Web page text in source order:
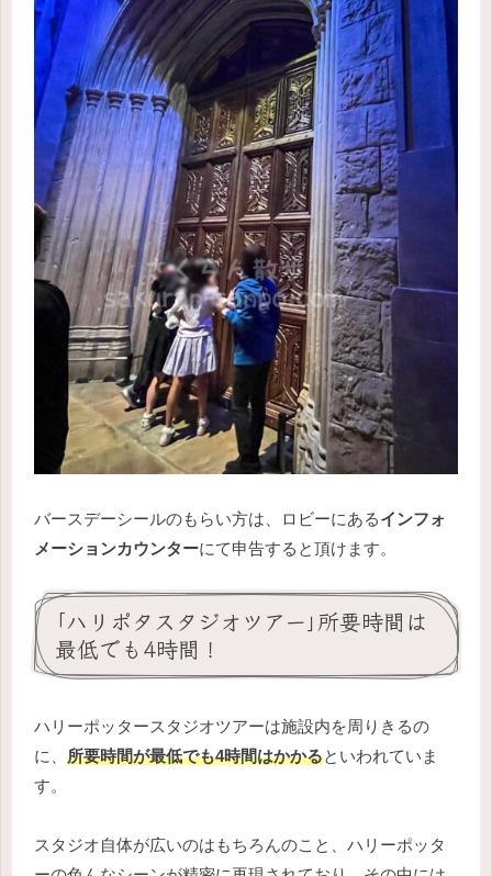
バースデーシールのもらい方は、ロビーにあるインフォ
メーションカウンターにて申告すると頂けます。
｢ハリポタスタジオツアー｣所要時間は
最低でも4時間！
ハリーポッタースタジオツアーは施設内を周りきるの
に、 所要時間が最低でも4時間はかかるといわれていま
す。
スタジオ自体が広いのはもちろんのこと、ハリーポッタ